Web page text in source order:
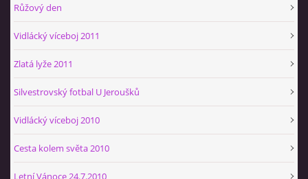
Růžový den
Vidlácký víceboj 2011
Zlatá lyže 2011
Silvestrovský fotbal U Jeroušků
Vidlácký víceboj 2010
Cesta kolem světa 2010
Letní Vánoce 24.7.2010